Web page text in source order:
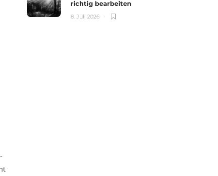
richtig bearbeiten
8. Juli 2026